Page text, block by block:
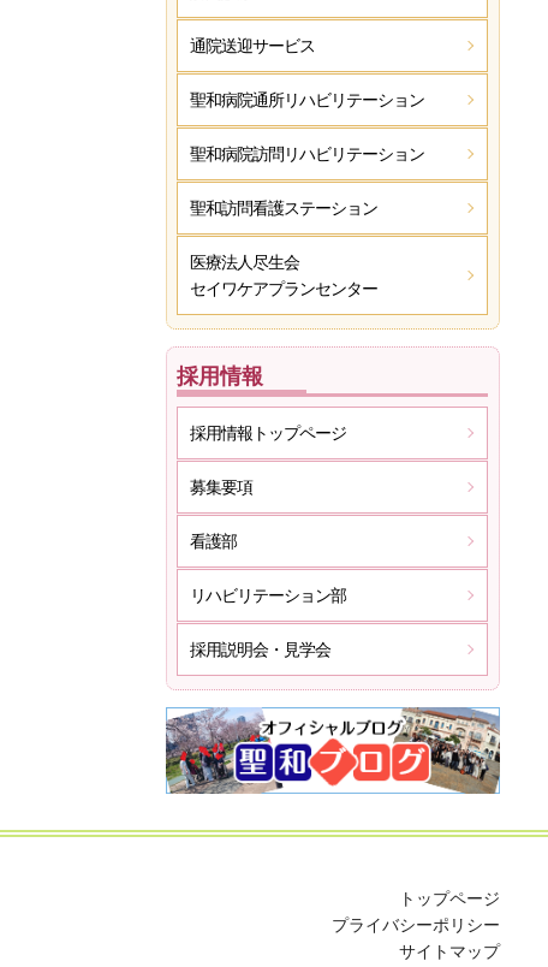
通院送迎サービス
聖和病院通所リハビリテーション
聖和病院訪問リハビリテーション
聖和訪問看護ステーション
医療法人尽生会
セイワケアプランセンター
採用情報
採用情報トップページ
募集要項
看護部
リハビリテーション部
採用説明会・見学会
トップページ
プライバシーポリシー
サイトマップ